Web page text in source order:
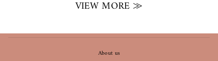
VIEW MORE ≫
About us